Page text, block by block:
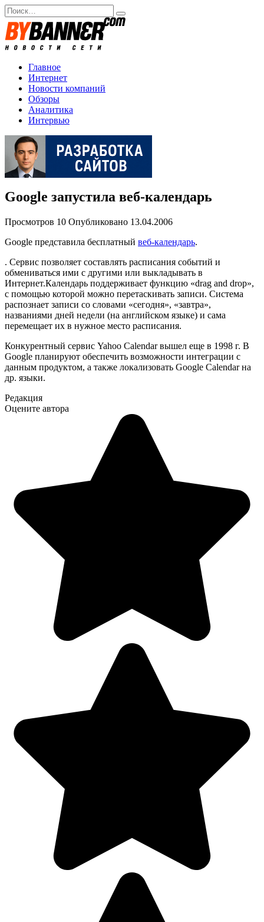
Перейти
к
содержанию
Search
for:
Главное
Интернет
Новости компаний
Обзоры
Аналитика
Интервью
Google запустила веб-календарь
Просмотров 10 Опубликовано 13.04.2006
Google представила бесплатный веб-календарь.
. Сервис позволяет составлять расписания событий и
обмениваться ими с другими или выкладывать в
Интернет.Календарь поддерживает функцию «drag and drop»,
с помощью которой можно перетаскивать записи. Система
распознает записи со словами «сегодня», «завтра»,
названиями дней недели (на английском языке) и сама
перемещает их в нужное место расписания.
Конкурентный сервис Yahoo Calendar вышел еще в 1998 г. В
Google планируют обеспечить возможности интеграции с
данным продуктом, а также локализовать Google Calendar на
др. языки.
Редакция
Оцените автора